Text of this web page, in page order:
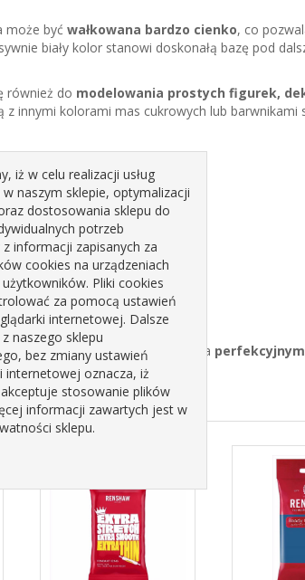
może być wałkowana bardzo cienko, co
biały kolor stanowi doskonałą bazę pod
również do modelowania prostych figurek,
z innymi kolorami mas cukrowych lub
EXTRA BIAŁY:
profesjonalnej jakości
tortów i ostrych krawędzi
figurek
innymi kolorami
wybór, jeśli zależy Ci na
iż w celu realizacji usług
naszym sklepie, optymalizacji
dostosowania sklepu do
potrzeb
informacji zapisanych za
cookies na urządzeniach
Pliki cookies
za pomocą ustawień
internetowej. Dalsze
naszego sklepu
bez zmiany ustawień
internetowej oznacza, iż
stosowanie plików
informacji zawartych jest w
sklepu.